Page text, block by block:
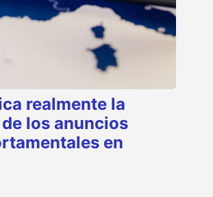
realmente la
los anuncios
en